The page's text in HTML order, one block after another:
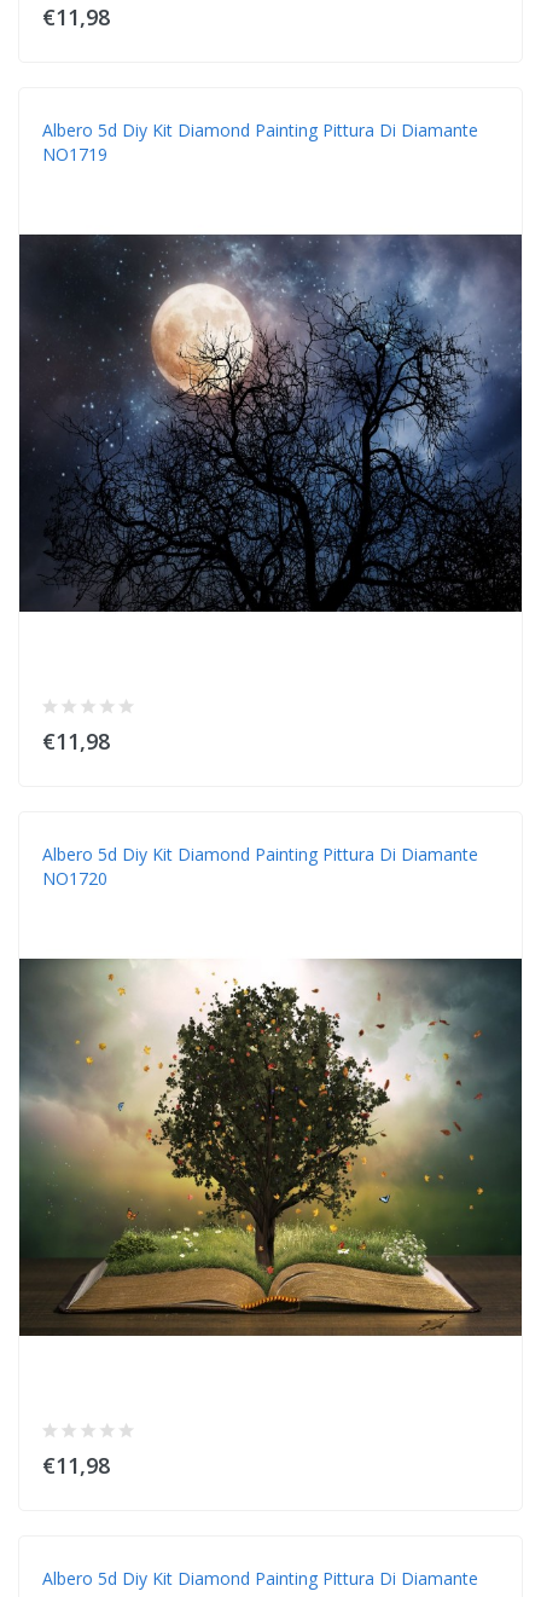
€11,98
Albero 5d Diy Kit Diamond Painting Pittura Di Diamante
NO1719
€11,98
Albero 5d Diy Kit Diamond Painting Pittura Di Diamante
NO1720
€11,98
Albero 5d Diy Kit Diamond Painting Pittura Di Diamante